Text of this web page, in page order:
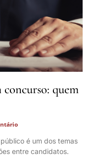
quem
é um dos temas
entre candidatos.